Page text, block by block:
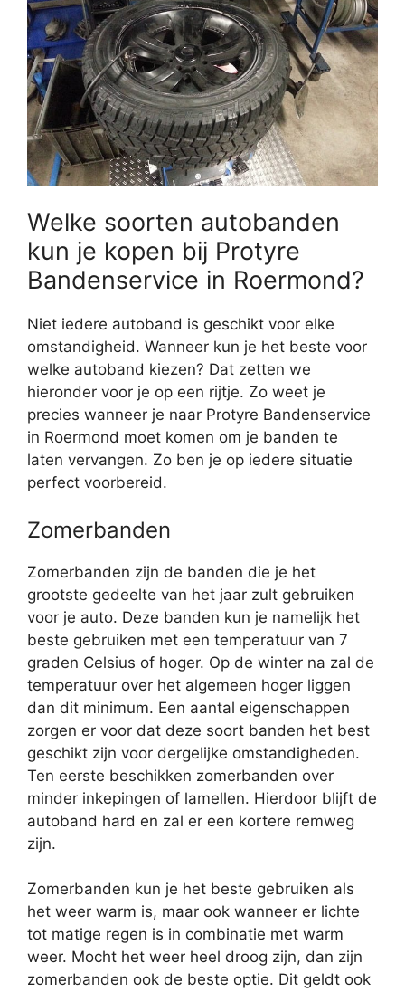
Welke soorten autobanden
kun je kopen bij Protyre
Bandenservice in Roermond?
Niet iedere autoband is geschikt voor elke
omstandigheid. Wanneer kun je het beste voor
welke autoband kiezen? Dat zetten we
hieronder voor je op een rijtje. Zo weet je
precies wanneer je naar Protyre Bandenservice
in Roermond moet komen om je banden te
laten vervangen. Zo ben je op iedere situatie
perfect voorbereid.
Zomerbanden
Zomerbanden zijn de banden die je het
grootste gedeelte van het jaar zult gebruiken
voor je auto. Deze banden kun je namelijk het
beste gebruiken met een temperatuur van 7
graden Celsius of hoger. Op de winter na zal de
temperatuur over het algemeen hoger liggen
dan dit minimum. Een aantal eigenschappen
zorgen er voor dat deze soort banden het best
geschikt zijn voor dergelijke omstandigheden.
Ten eerste beschikken zomerbanden over
minder inkepingen of lamellen. Hierdoor blijft de
autoband hard en zal er een kortere remweg
zijn.
Zomerbanden kun je het beste gebruiken als
het weer warm is, maar ook wanneer er lichte
tot matige regen is in combinatie met warm
weer. Mocht het weer heel droog zijn, dan zijn
zomerbanden ook de beste optie. Dit geldt ook